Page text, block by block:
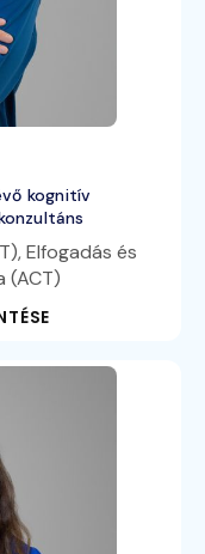
kognitív
Elfogadás és
(ACT)